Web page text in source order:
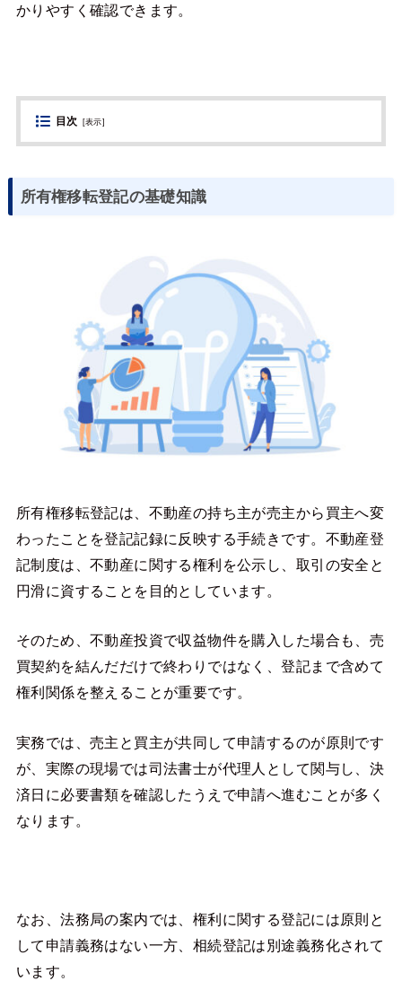
かりやすく確認できます。
目次 [表示]
所有権移転登記の基礎知識
所有権移転登記は、不動産の持ち主が売主から買主へ変
わったことを登記記録に反映する手続きです。不動産登
記制度は、不動産に関する権利を公示し、取引の安全と
円滑に資することを目的としています。
そのため、不動産投資で収益物件を購入した場合も、売
買契約を結んだだけで終わりではなく、登記まで含めて
権利関係を整えることが重要です。
実務では、売主と買主が共同して申請するのが原則です
が、実際の現場では司法書士が代理人として関与し、決
済日に必要書類を確認したうえで申請へ進むことが多く
なります。
なお、法務局の案内では、権利に関する登記には原則と
して申請義務はない一方、相続登記は別途義務化されて
います。